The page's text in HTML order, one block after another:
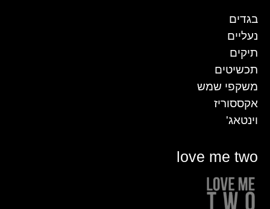
בגדים
נעליים
תיקים
תכשיטים
משקפי שמש
אקססוריז
וינטאג'
love me two